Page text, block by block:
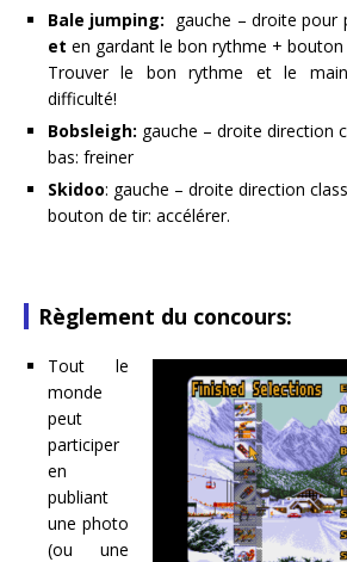
Bale jumping: gauche – droite
et en gardant le bon rythme + bouton
Trouver le bon rythme et le
difficulté!
Bobsleigh: gauche – droite direction
bas: freiner
Skidoo: gauche – droite direction
bouton de tir: accélérer.
Règlement du concours:
Tout le
monde
peut
participer
en
publiant
une photo
(ou une